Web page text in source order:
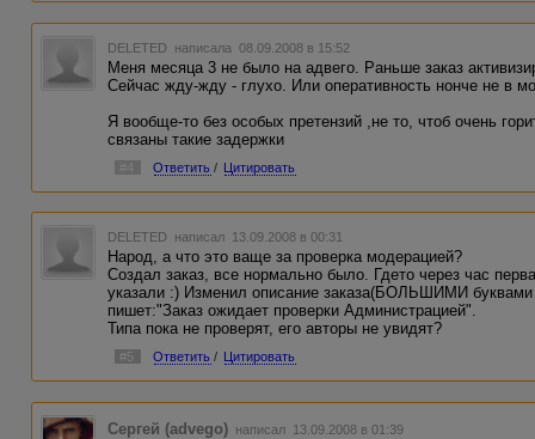
DELETED написала 08.09.2008 в 15:52
Меня месяца 3 не было на адвего. Раньше заказ
Сейчас жду-жду - глухо. Или оперативность нонче не в
Я вообще-то без особых претензий ,не то, чтоб очень
связаны такие задержки
#4 Ответить / Цитировать
DELETED написал 13.09.2008 в 00:31
Народ, а что это ваще за проверка модерацией?
Создал заказ, все нормально было. Гдето через час
указали :) Изменил описание заказа(БОЛЬШИМИ буквами
пишет:"Заказ ожидает проверки Администрацией".
Типа пока не проверят, его авторы не увидят?
#5 Ответить / Цитировать
Сергей (advego) написал 13.09.2008 в 01:39